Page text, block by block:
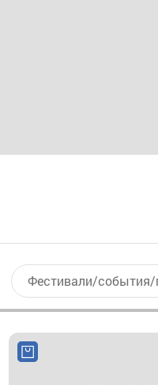
Фестивали/события/